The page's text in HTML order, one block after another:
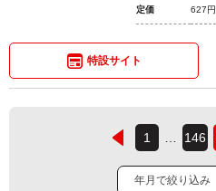
定価 627円
特設サイト
1 146
年月で絞り込み